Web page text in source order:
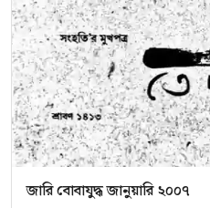
জারি বোবাযুদ্ধ জানুয়ারি ২০০৭